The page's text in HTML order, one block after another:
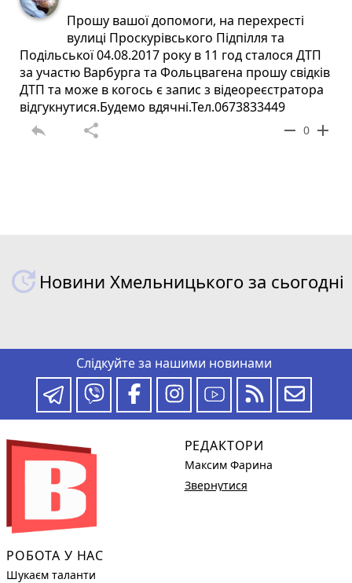
Прошу вашої допомоги, на перехресті
вулиці Проскурівського Підпілля та
Подільської 04.08.2017 року в 11 год сталося ДТП
за участю Варбурга та Фольцвагена прошу свідків
ДТП та може в когось є запис з відеореєстратора
відгукнутися.Будемо вдячні.Тел.0673833449
reply share remove 0 add
Новини Хмельницького за сьогодні
Слідкуйте за нашими новинами
РОБОТА У НАС
Шукаєм таланти
РЕДАКТОРИ
Максим Фарина
Звернутися